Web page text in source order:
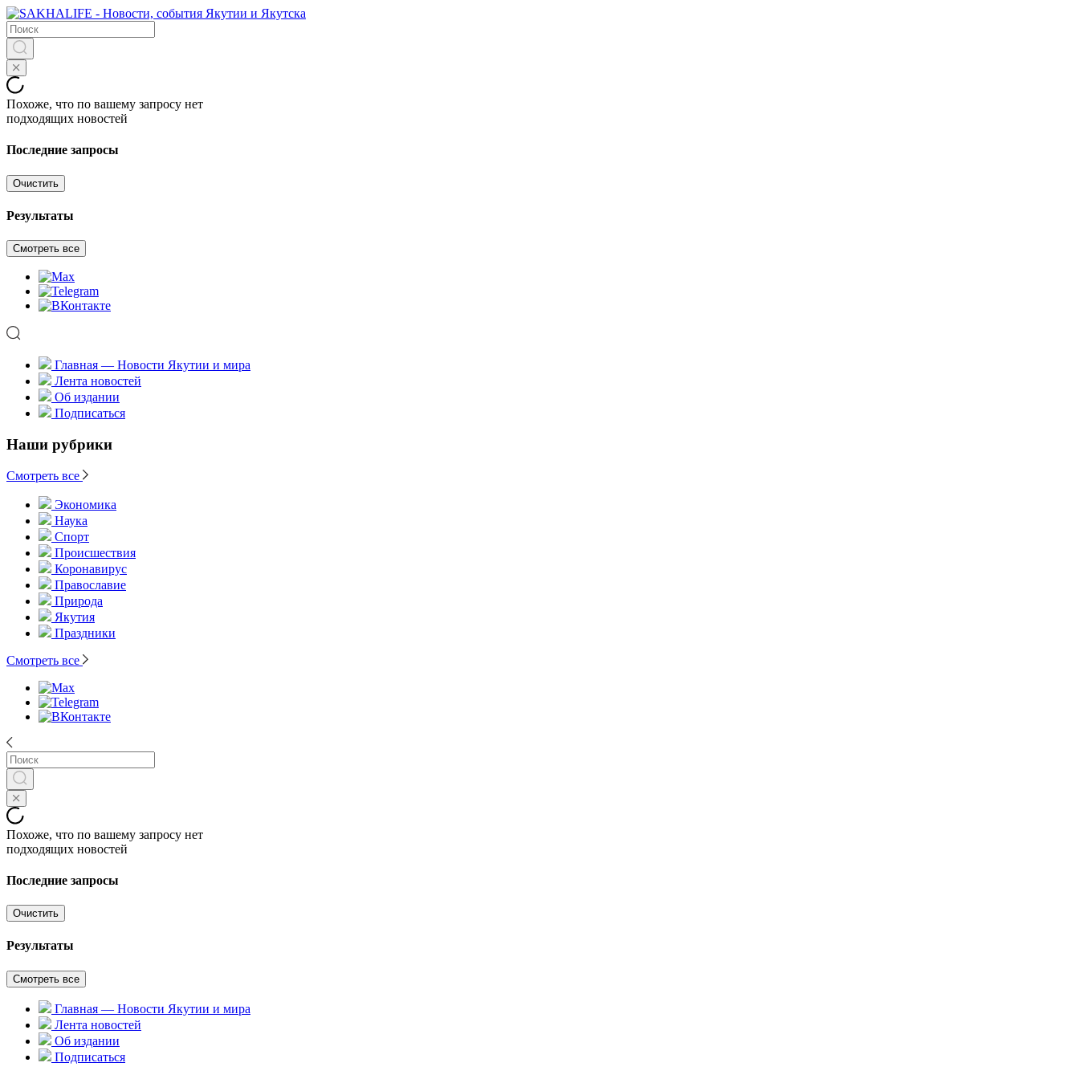
Похоже, что по вашему запросу нет
подходящих новостей
Последние запросы
Очистить
Результаты
Смотреть все
Главная — Новости Якутии и мира
Лента новостей
Об издании
Подписаться
Наши рубрики
Смотреть все
Экономика
Наука
Спорт
Происшествия
Коронавирус
Православие
Природа
Якутия
Праздники
Смотреть все
Похоже, что по вашему запросу нет
подходящих новостей
Последние запросы
Очистить
Результаты
Смотреть все
Главная — Новости Якутии и мира
Лента новостей
Об издании
Подписаться